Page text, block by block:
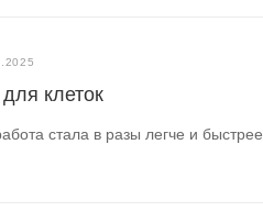
клеток
стала в разы легче и быстрее